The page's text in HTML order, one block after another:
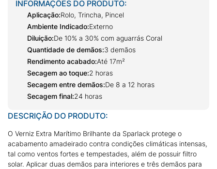
INFORMAÇÕES DO PRODUTO:
Aplicação:Rolo, Trincha, Pincel
Ambiente Indicado:Externo
Diluição:De 10% a 30% com aguarrás Coral
Quantidade de demãos:3 demãos
Rendimento acabado:Até 17m²
Secagem ao toque:2 horas
Secagem entre demãos:De 8 a 12 horas
Secagem final:24 horas
DESCRIÇÃO DO PRODUTO:
O Verniz Extra Marítimo Brilhante da Sparlack protege o
acabamento amadeirado contra condições climáticas intensas,
tal como ventos fortes e tempestades, além de possuir filtro
solar. Aplicar duas demãos para interiores e três demãos para